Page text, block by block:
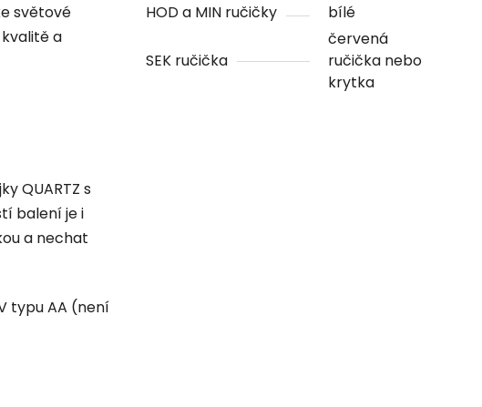
světové
a
QUARTZ s
balení je i
a nechat
typu AA (není
HOD a MIN ručičky
bílé
SEK ručička
červená
ručička nebo
krytka